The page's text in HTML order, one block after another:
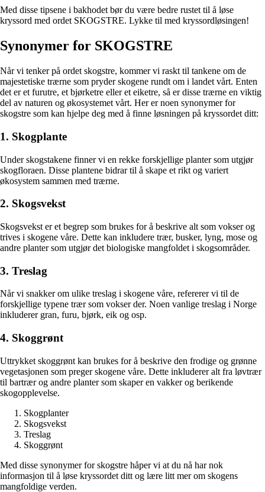
Med disse tipsene i bakhodet bør du være bedre rustet til å løse
kryssord med ordet SKOGSTRE. Lykke til med kryssordløsingen!
Synonymer for SKOGSTRE
Når vi tenker på ordet skogstre, kommer vi raskt til tankene om de
majestetiske trærne som pryder skogene rundt om i landet vårt. Enten
det er et furutre, et bjørketre eller et eiketre, så er disse trærne en viktig
del av naturen og økosystemet vårt. Her er noen synonymer for
skogstre som kan hjelpe deg med å finne løsningen på kryssordet ditt:
1. Skogplante
Under skogstakene finner vi en rekke forskjellige planter som utgjør
skogfloraen. Disse plantene bidrar til å skape et rikt og variert
økosystem sammen med trærne.
2. Skogsvekst
Skogsvekst er et begrep som brukes for å beskrive alt som vokser og
trives i skogene våre. Dette kan inkludere trær, busker, lyng, mose og
andre planter som utgjør det biologiske mangfoldet i skogsområder.
3. Treslag
Når vi snakker om ulike treslag i skogene våre, refererer vi til de
forskjellige typene trær som vokser der. Noen vanlige treslag i Norge
inkluderer gran, furu, bjørk, eik og osp.
4. Skoggrønt
Uttrykket skoggrønt kan brukes for å beskrive den frodige og grønne
vegetasjonen som preger skogene våre. Dette inkluderer alt fra løvtrær
til bartrær og andre planter som skaper en vakker og berikende
skogopplevelse.
Skogplanter
Skogsvekst
Treslag
Skoggrønt
Med disse synonymer for skogstre håper vi at du nå har nok
informasjon til å løse kryssordet ditt og lære litt mer om skogens
mangfoldige verden.